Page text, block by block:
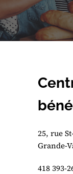
25, rue
Grande-
418 393-